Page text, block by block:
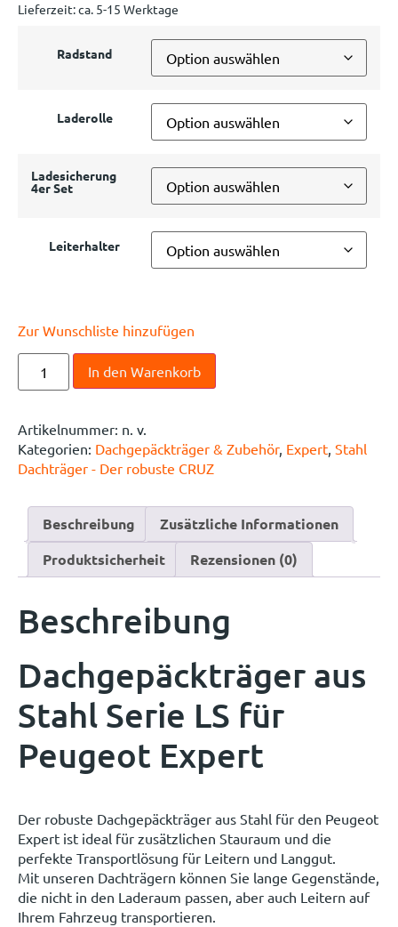
Lieferzeit:ca. 5-15 Werktage
Radstand
Laderolle
Ladesicherung
4er Set
Leiterhalter
Zur Wunschliste hinzufügen
In den Warenkorb
Artikelnummer: n. v.
Kategorien: Dachgepäckträger & Zubehör, Expert, Stahl
Dachträger - Der robuste CRUZ
Beschreibung
Zusätzliche Informationen
Produktsicherheit
Rezensionen (0)
Beschreibung
Dachgepäckträger aus
Stahl Serie LS für
Peugeot Expert
Der robuste Dachgepäckträger aus Stahl für den Peugeot
Expert ist ideal für zusätzlichen Stauraum und die
perfekte Transportlösung für Leitern und Langgut.
Mit unseren Dachträgern können Sie lange Gegenstände,
die nicht in den Laderaum passen, aber auch Leitern auf
Ihrem Fahrzeug transportieren.